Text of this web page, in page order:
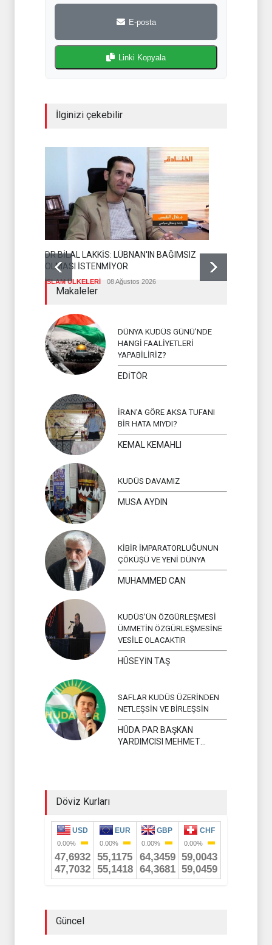
E-posta
Linki Kopyala
İlginizi çekebilir
DR BİLAL LAKKİS: LÜBNAN'IN BAĞIMSIZ
OLMASI İSTENMİYOR
İSLAM ÜLKELERİ 08 Ağustos 2026
Makaleler
DÜNYA KUDÜS GÜNÜ’NDE
HANGİ FAALİYETLERİ
YAPABİLİRİZ?
EDİTÖR
İRAN'A GÖRE AKSA TUFANI
BİR HATA MIYDI?
KEMAL KEMAHLI
KUDÜS DAVAMIZ
MUSA AYDIN
KİBİR İMPARATORLUĞUNUN
ÇÖKÜŞÜ VE YENİ DÜNYA
MUHAMMED CAN
KUDÜS'ÜN ÖZGÜRLEŞMESİ
ÜMMETİN ÖZGÜRLEŞMESİNE
VESİLE OLACAKTIR
HÜSEYİN TAŞ
SAFLAR KUDÜS ÜZERİNDEN
NETLEŞSİN VE BİRLEŞSİN
HÜDA PAR BAŞKAN
YARDIMCISI MEHMET
Döviz Kurları
Güncel